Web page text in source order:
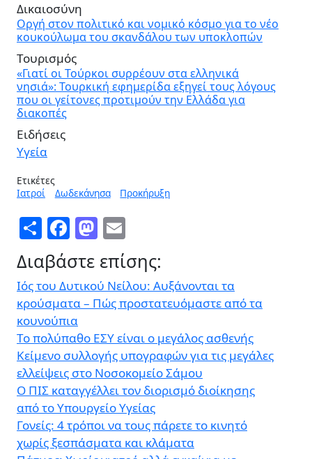
Δικαιοσύνη
Οργή στον πολιτικό και νομικό κόσμο για το νέο
κουκούλωμα του σκανδάλου των υποκλοπών
Τουρισμός
«Γιατί οι Τούρκοι συρρέουν στα ελληνικά
νησιά»: Τουρκική εφημερίδα εξηγεί τους λόγους
που οι γείτονες προτιμούν την Ελλάδα για
διακοπές
Ειδήσεις
Υγεία
Ετικέτες
Ιατροί
Δωδεκάνησα Προκήρυξη
ShareFacebook
Mastodon
Διαβάστε επίσης:
Ιός του Δυτικού Νείλου: Αυξάνονται τα
κρούσματα – Πώς προστατευόμαστε από τα
κουνούπια
Το πολύπαθο ΕΣΥ είναι ο μεγάλος ασθενής
Κείμενο συλλογής υπογραφών για τις μεγάλες
ελλείψεις στο Νοσοκομείο Σάμου
Ο ΠΙΣ καταγγέλλει τον διορισμό διοίκησης
από το Υπουργείο Υγείας
Γονείς: 4 τρόποι να τους πάρετε το κινητό
χωρίς ξεσπάσματα και κλάματα